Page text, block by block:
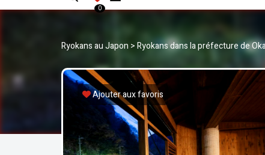
0
Ryokans au Japon >Ryokans dans la préfecture de
Ajouter aux favoris